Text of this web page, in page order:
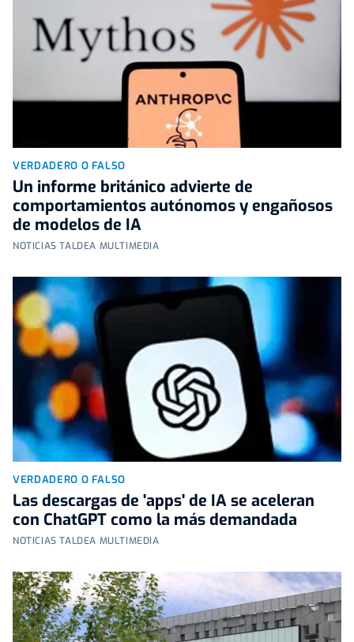
VERDADERO O FALSO
Un informe británico advierte de
comportamientos autónomos y engañosos
de modelos de IA
NOTICIAS TALDEA MULTIMEDIA
VERDADERO O FALSO
Las descargas de 'apps' de IA se aceleran
con ChatGPT como la más demandada
NOTICIAS TALDEA MULTIMEDIA